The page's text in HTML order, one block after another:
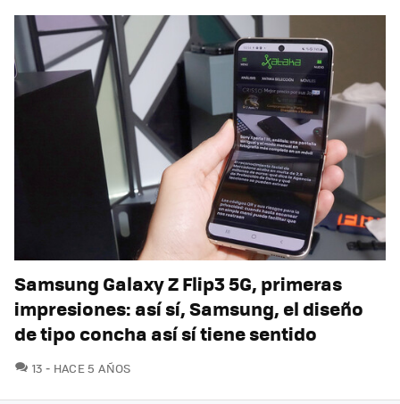
Samsung Galaxy Z Flip3 5G, primeras
impresiones: así sí, Samsung, el diseño
de tipo concha así sí tiene sentido
13 COMENTARIOS
HACE 5 AÑOS